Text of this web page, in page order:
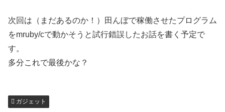
次回は（まだあるのか！）田んぼで稼働させたプログラム
をmruby/cで動かそうと試行錯誤したお話を書く予定で
す。
多分これで最後かな？
ガジェット